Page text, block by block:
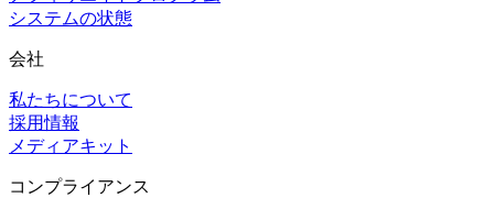
システムの状態
会社
私たちについて
採用情報
メディアキット
コンプライアンス